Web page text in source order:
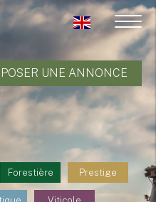
UNE ANNONCE
Forestière Prestige
Viticole